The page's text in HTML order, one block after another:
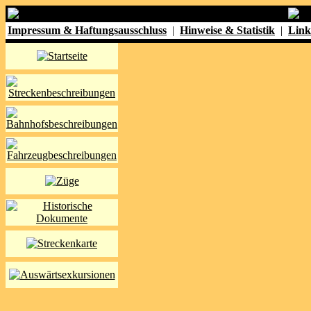
Impressum & Haftungsausschluss | Hinweise & Statistik |